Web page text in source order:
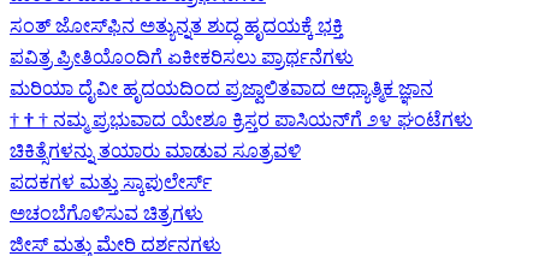
ಸಂತ್ ಜೋಸ್‌ಫಿನ ಅತ್ಯುನ್ನತ ಶುದ್ಧ ಹೃದಯಕ್ಕೆ ಭಕ್ತಿ
ಪವಿತ್ರ ಪ್ರೀತಿಯೊಂದಿಗೆ ಏಕೀಕರಿಸಲು ಪ್ರಾರ್ಥನೆಗಳು
ಮರಿಯಾ ದೈವೀ ಹೃದಯದಿಂದ ಪ್ರಜ್ವಾಲಿತವಾದ ಆಧ್ಯಾತ್ಮಿಕ ಜ್ಞಾನ
† † † ನಮ್ಮ ಪ್ರಭುವಾದ ಯೇಶೂ ಕ್ರಿಸ್ತರ ಪಾಸಿಯನ್‌ಗೆ ೨೪ ಘಂಟೆಗಳು
ಚಿಕಿತ್ಸೆಗಳನ್ನು ತಯಾರು ಮಾಡುವ ಸೂತ್ರವಳಿ
ಪದಕಗಳ ಮತ್ತು ಸ್ಕಾಪುಲೇರ್ಸ್
ಅಚಂಬೆಗೊಳಿಸುವ ಚಿತ್ರಗಳು
ಜೀಸ್‌ ಮತ್ತು ಮೇರಿ ದರ್ಶನಗಳು